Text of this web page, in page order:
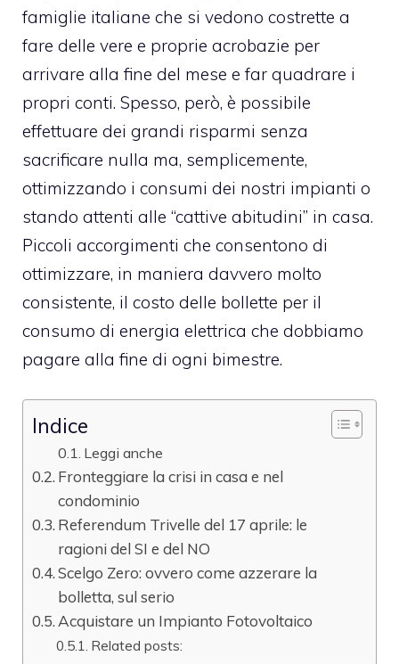
famiglie italiane che si vedono costrette a
fare delle vere e proprie acrobazie per
arrivare alla fine del mese e far quadrare i
propri conti. Spesso, però, è possibile
effettuare dei grandi risparmi senza
sacrificare nulla ma, semplicemente,
ottimizzando i consumi dei nostri impianti o
stando attenti alle “cattive abitudini” in casa.
Piccoli accorgimenti che consentono di
ottimizzare, in maniera davvero molto
consistente, il costo delle bollette per il
consumo di energia elettrica che dobbiamo
pagare alla fine di ogni bimestre.
Indice
Leggi anche
Fronteggiare la crisi in casa e nel
condominio
Referendum Trivelle del 17 aprile: le
ragioni del SI e del NO
Scelgo Zero: ovvero come azzerare la
bolletta, sul serio
Acquistare un Impianto Fotovoltaico
Related posts: